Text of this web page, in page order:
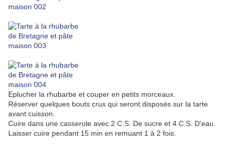
Eplucher la rhubarbe et couper en petits morceaux.
Réserver quelques bouts crus qui seront disposés sur la tarte
avant cuisson.
Cuire dans une casserole avec 2 C.S. De sucre et 4 C.S. D'eau.
Laisser cuire pendant 15 min en remuant 1 à 2 fois.